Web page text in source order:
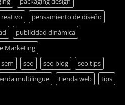
pensamiento de diseño
publicidad dinámica
Marketing
sem seo seo blog
seo tips
multilingue tienda web
tips